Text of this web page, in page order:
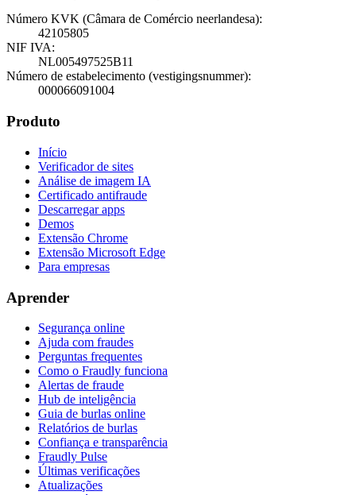
Número KVK (Câmara de Comércio neerlandesa):
42105805
NIF IVA:
NL005497525B11
Número de estabelecimento (vestigingsnummer):
000066091004
Produto
Início
Verificador de sites
Análise de imagem IA
Certificado antifraude
Descarregar apps
Demos
Extensão Chrome
Extensão Microsoft Edge
Para empresas
Aprender
Segurança online
Ajuda com fraudes
Perguntas frequentes
Como o Fraudly funciona
Alertas de fraude
Hub de inteligência
Guia de burlas online
Relatórios de burlas
Confiança e transparência
Fraudly Pulse
Últimas verificações
Atualizações